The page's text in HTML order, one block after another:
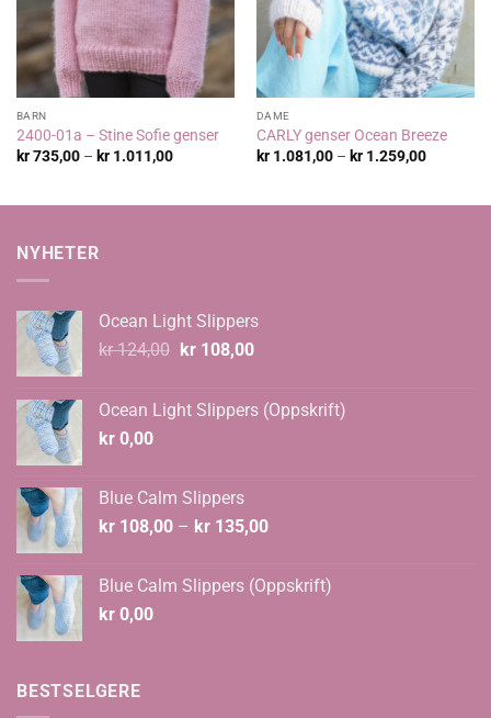
BARN
2400-01a – Stine Sofie genser
kr735,00 – kr1.011,00Prisområde:
DAME
CARLY genser Ocean Breeze
kr1.081,00 – kr1.259,00
NYHETER
Ocean Light Slippers
kr124,00 Opprinnelig
kr 124,00.
kr108,00Nåværende
kr 108,00.
Ocean Light Slippers (Oppskrift)
kr 0,00
Blue Calm Slippers
kr 108,00 – kr 135,00Prisområde:
kr 135,00
Blue Calm Slippers (Oppskrift)
kr 0,00
BESTSELGERE